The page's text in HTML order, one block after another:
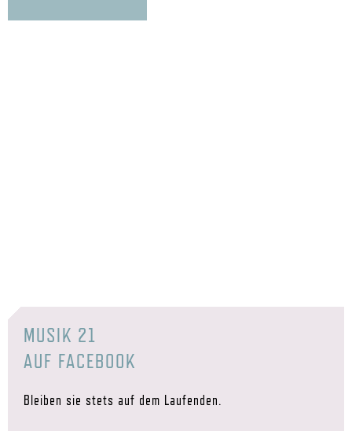
MUSIK 21
AUF FACEBOOK
Bleiben sie stets auf dem Laufenden.